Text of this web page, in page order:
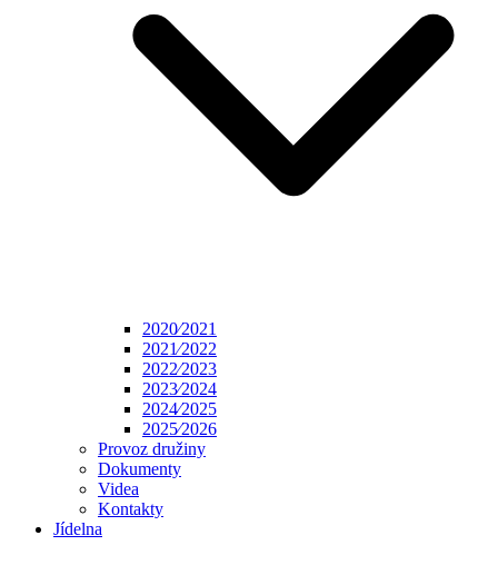
2020⁄2021
2021⁄2022
2022⁄2023
2023⁄2024
2024⁄2025
2025⁄2026
Provoz družiny
Dokumenty
Videa
Kontakty
Jídelna